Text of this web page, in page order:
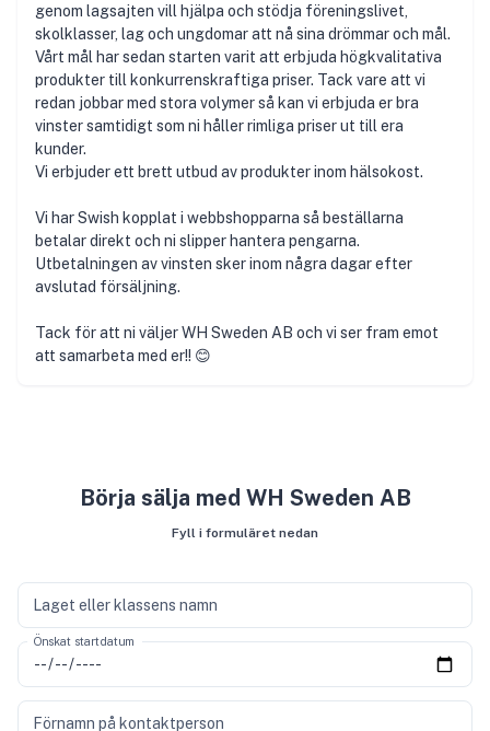
genom lagsajten vill hjälpa och stödja föreningslivet,
skolklasser, lag och ungdomar att nå sina drömmar och mål.
Vårt mål har sedan starten varit att erbjuda högkvalitativa
produkter till konkurrenskraftiga priser. Tack vare att vi
redan jobbar med stora volymer så kan vi erbjuda er bra
vinster samtidigt som ni håller rimliga priser ut till era
kunder.
Vi erbjuder ett brett utbud av produkter inom hälsokost.
Vi har Swish kopplat i webbshopparna så beställarna
betalar direkt och ni slipper hantera pengarna.
Utbetalningen av vinsten sker inom några dagar efter
avslutad försäljning.
Tack för att ni väljer WH Sweden AB och vi ser fram emot
att samarbeta med er!! 😊
Börja sälja med WH Sweden AB
Fyll i formuläret nedan
Laget eller klassens namn
Önskat startdatum
Förnamn på kontaktperson